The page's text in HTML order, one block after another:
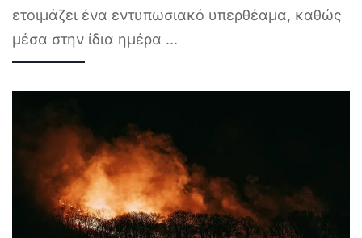
ετοιμάζει ένα εντυπωσιακό υπερθέαμα, καθώς
μέσα στην ίδια ημέρα ...